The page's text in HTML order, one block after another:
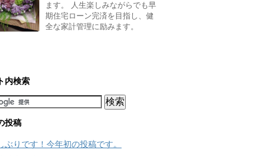
ます。 人生楽しみながらでも早
期住宅ローン完済を目指し、健
全な家計管理に励みます。
内検索
投稿
ぶりです！今年初の投稿です。